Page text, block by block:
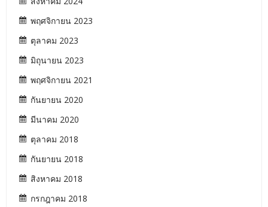
พฤศจิกายน 2023
ตุลาคม 2023
มิถุนายน 2023
พฤศจิกายน 2021
กันยายน 2020
มีนาคม 2020
ตุลาคม 2018
กันยายน 2018
สิงหาคม 2018
กรกฎาคม 2018